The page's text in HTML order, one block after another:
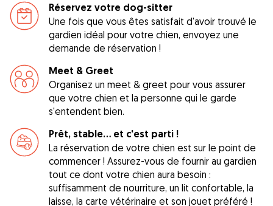
Réservez votre dog-sitter
Une fois que vous êtes satisfait d'avoir trouvé le
gardien idéal pour votre chien, envoyez une
demande de réservation !
Meet & Greet
Organisez un meet & greet pour vous assurer
que votre chien et la personne qui le garde
s'entendent bien.
Prêt, stable... et c'est parti !
La réservation de votre chien est sur le point de
commencer ! Assurez-vous de fournir au gardien
tout ce dont votre chien aura besoin :
suffisamment de nourriture, un lit confortable, la
laisse, la carte vétérinaire et son jouet préféré !